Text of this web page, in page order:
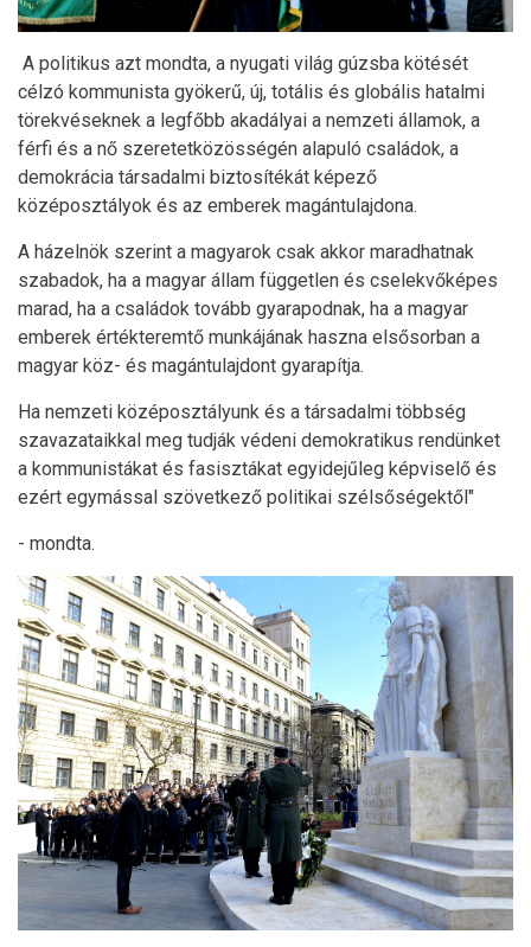
A politikus azt mondta, a nyugati világ gúzsba kötését
célzó kommunista gyökerű, új, totális és globális hatalmi
törekvéseknek a legfőbb akadályai a nemzeti államok, a
férfi és a nő szeretetközösségén alapuló családok, a
demokrácia társadalmi biztosítékát képező
középosztályok és az emberek magántulajdona.
A házelnök szerint a magyarok csak akkor maradhatnak
szabadok, ha a magyar állam független és cselekvőképes
marad, ha a családok tovább gyarapodnak, ha a magyar
emberek értékteremtő munkájának haszna elsősorban a
magyar köz- és magántulajdont gyarapítja.
Ha nemzeti középosztályunk és a társadalmi többség
szavazataikkal meg tudják védeni demokratikus rendünket
a kommunistákat és fasisztákat egyidejűleg képviselő és
ezért egymással szövetkező politikai szélsőségektől"
- mondta.